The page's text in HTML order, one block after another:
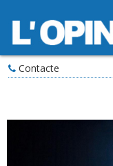
Contacte